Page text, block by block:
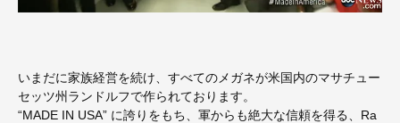
いまだに家族経営を続け、すべてのメガネが米国内のマサチュー
セッツ州ランドルフで作られております。
“MADE IN USA” に誇りをもち、軍からも絶大な信頼を得る、Ra